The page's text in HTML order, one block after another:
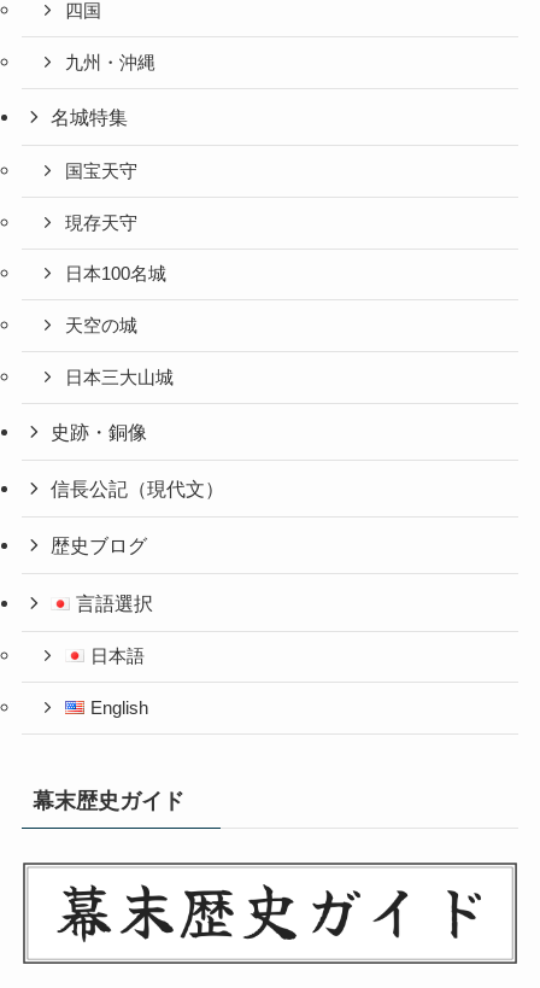
四国
九州・沖縄
名城特集
国宝天守
現存天守
日本100名城
天空の城
日本三大山城
史跡・銅像
信長公記（現代文）
歴史ブログ
言語選択
日本語
English
幕末歴史ガイド